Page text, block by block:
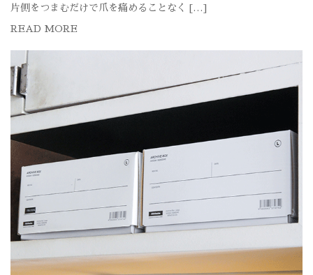
片側をつまむだけで爪を痛めることなく […]
READ MORE